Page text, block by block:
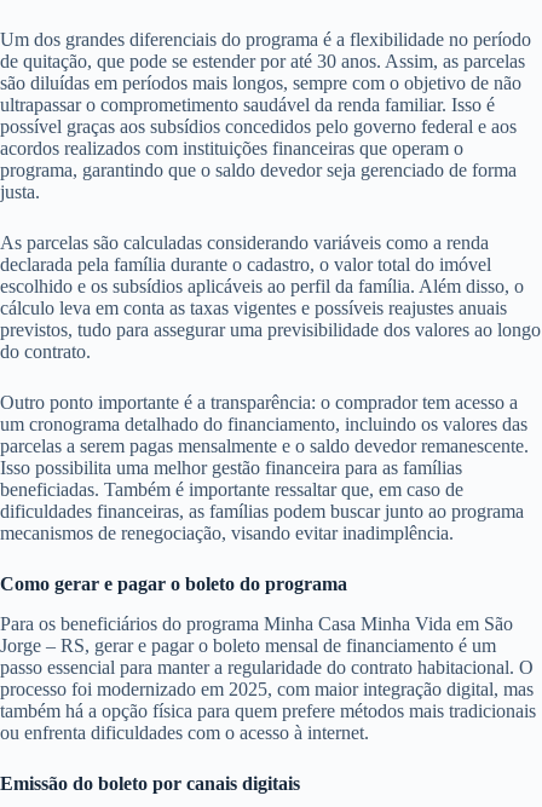
Um dos grandes diferenciais do programa é a flexibilidade no período
de quitação, que pode se estender por até 30 anos. Assim, as parcelas
são diluídas em períodos mais longos, sempre com o objetivo de não
ultrapassar o comprometimento saudável da renda familiar. Isso é
possível graças aos subsídios concedidos pelo governo federal e aos
acordos realizados com instituições financeiras que operam o
programa, garantindo que o saldo devedor seja gerenciado de forma
justa.
As parcelas são calculadas considerando variáveis como a renda
declarada pela família durante o cadastro, o valor total do imóvel
escolhido e os subsídios aplicáveis ao perfil da família. Além disso, o
cálculo leva em conta as taxas vigentes e possíveis reajustes anuais
previstos, tudo para assegurar uma previsibilidade dos valores ao longo
do contrato.
Outro ponto importante é a transparência: o comprador tem acesso a
um cronograma detalhado do financiamento, incluindo os valores das
parcelas a serem pagas mensalmente e o saldo devedor remanescente.
Isso possibilita uma melhor gestão financeira para as famílias
beneficiadas. Também é importante ressaltar que, em caso de
dificuldades financeiras, as famílias podem buscar junto ao programa
mecanismos de renegociação, visando evitar inadimplência.
Como gerar e pagar o boleto do programa
Para os beneficiários do programa Minha Casa Minha Vida em São
Jorge – RS, gerar e pagar o boleto mensal de financiamento é um
passo essencial para manter a regularidade do contrato habitacional. O
processo foi modernizado em 2025, com maior integração digital, mas
também há a opção física para quem prefere métodos mais tradicionais
ou enfrenta dificuldades com o acesso à internet.
Emissão do boleto por canais digitais